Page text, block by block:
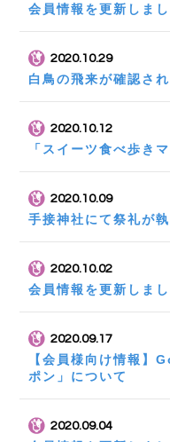
会員情報を更新しま
2020.10.29
白鳥の飛来が確認さ
2020.10.12
「スイーツ食べ歩き
2020.10.09
手接神社にて祭礼が
2020.10.02
会員情報を更新しま
2020.09.17
【会員様向け情報】
ポン」について
2020.09.04